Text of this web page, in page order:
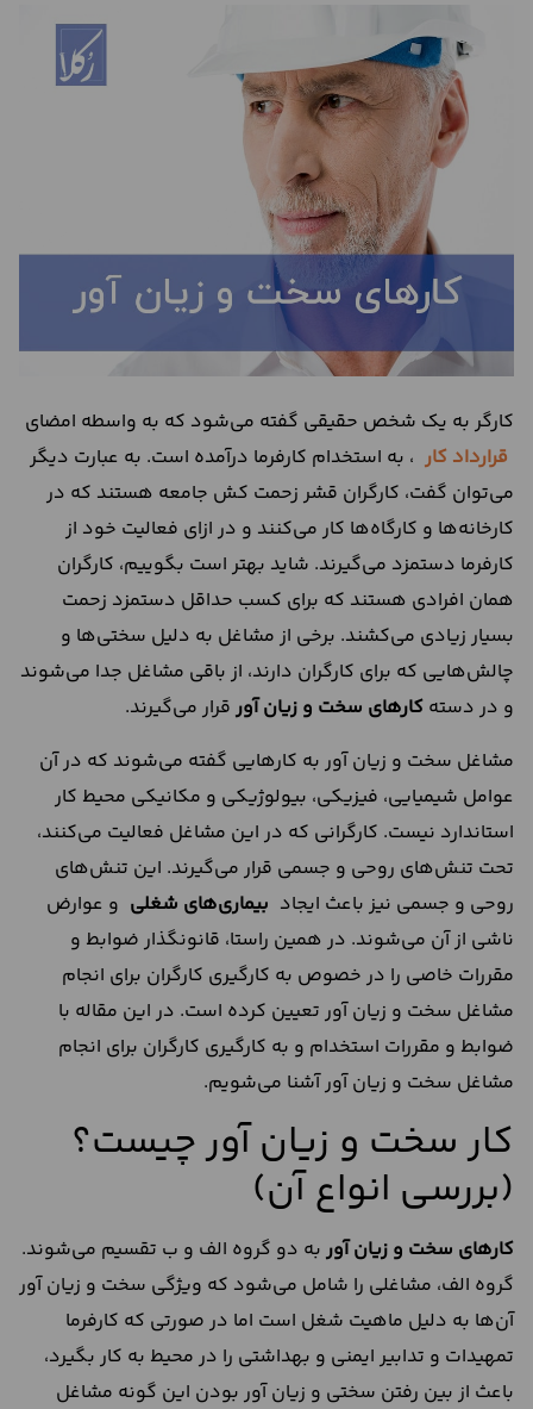
درباره
کارگر به یک شخص حقیقی گفته می‌شود که به واسطه امضای
قرارداد کار ، به استخدام کارفرما درآمده است. به عبارت دیگر
می‌توان گفت، کارگران قشر زحمت کش جامعه هستند که در
کارخانه‌ها و کارگاه‌ها کار می‌کنند و در ازای فعالیت خود از
کارفرما دستمزد می‌گیرند. شاید بهتر است بگوییم، کارگران
همان افرادی هستند که برای کسب حداقل دستمزد زحمت
بسیار زیادی می‌کشند. برخی از مشاغل به دلیل سختی‌ها و
چالش‌هایی که برای کارگران دارند، از باقی مشاغل جدا می‌شوند
و در دسته کارهای سخت و زیان آور قرار می‌گیرند.
مشاغل سخت و زیان آور به کارهایی گفته می‌شوند که در آن
عوامل شیمیایی، فیزیکی، بیولوژیکی و مکانیکی محیط کار
استاندارد نیست. کارگرانی که در این مشاغل فعالیت می‌کنند،
تحت تنش‌های روحی و جسمی قرار می‌گیرند. این تنش‌های
روحی و جسمی نیز باعث ایجاد بیماری‌های شغلی و عوارض
ناشی از آن می‌شوند. در همین راستا، قانونگذار ضوابط و
مقررات خاصی را در خصوص به کارگیری کارگران برای انجام
مشاغل سخت و زیان آور تعیین کرده است. در این مقاله با
ضوابط و مقررات استخدام و به کارگیری کارگران برای انجام
مشاغل سخت و زیان آور آشنا می‌شویم.
کار سخت و زیان آور چیست؟
(بررسی انواع آن)
کارهای سخت و زیان آور به دو گروه الف و ب تقسیم می‌شوند.
گروه الف، مشاغلی را شامل می‌شود که ویژگی سخت و زیان آور
آن‌ها به دلیل ماهیت شغل است اما در صورتی که کارفرما
تمهیدات و تدابیر ایمنی و بهداشتی را در محیط به کار بگیرد،
باعث از بین رفتن سختی و زیان آور بودن این گونه مشاغل